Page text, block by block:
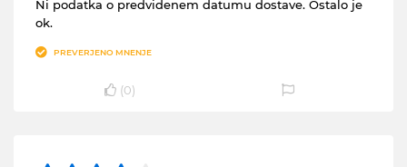
Ni podatka o predvidenem datumu dostave. Ostalo je
ok.
PREVERJENO MNENJE
(0)